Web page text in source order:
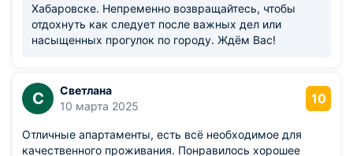
Хабаровске. Непременно возвращайтесь, чтобы
отдохнуть как следует после важных дел или
насыщенных прогулок по городу. Ждём Вас!
С
Светлана
10 марта 2025
10
Отличные апартаменты, есть всё необходимое для
качественного проживания. Понравилось хорошее